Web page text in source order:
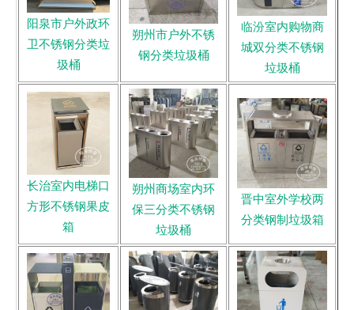
阳泉市户外政环
卫不锈钢分类垃
圾桶
朔州市户外不锈
钢分类垃圾桶
临汾室内购物商
城双分类不锈钢
垃圾桶
长治室内电梯口
方形不锈钢果皮
箱
朔州商场室内环
保三分类不锈钢
垃圾桶
晋中室外学校两
分类钢制垃圾箱